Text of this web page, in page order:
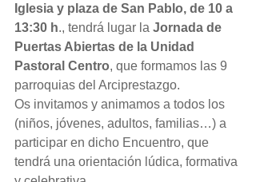
Iglesia y plaza de San Pablo, de 10 a
13:30 h., tendrá lugar la Jornada de
Puertas Abiertas de la Unidad
Pastoral Centro, que formamos las 9
parroquias del Arciprestazgo.
Os invitamos y animamos a todos los
(niños, jóvenes, adultos, familias…) a
participar en dicho Encuentro, que
tendrá una orientación lúdica, formativa